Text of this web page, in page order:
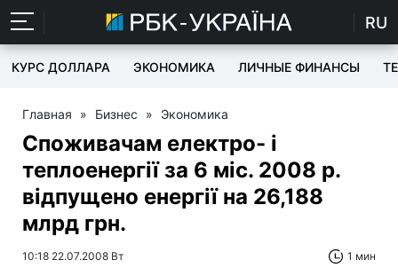
RU
КУРС ДОЛЛАРА ЭКОНОМИКА ЛИЧНЫЕ ФИНАНСЫ
Главная » Бизнес » Экономика
Споживачам електро- і
теплоенергії за 6 міс. 2008 р.
відпущено енергії на 26,188
млрд грн.
10:18 22.07.2008 Вт 1 мин